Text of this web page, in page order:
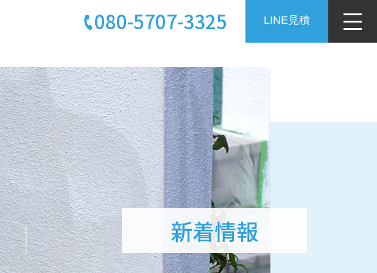
080-5707-3325 LINE見積
新着情報